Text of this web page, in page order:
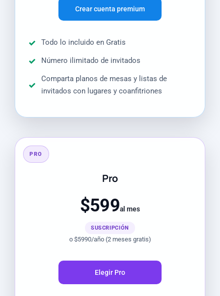
Crear cuenta premium
Todo lo incluido en Gratis
Número ilimitado de invitados
Comparta planos de mesas y listas de
invitados con lugares y coanfitriones
PRO
Pro
$599al mes
SUSCRIPCIÓN
o $5990/año (2 meses gratis)
Elegir Pro